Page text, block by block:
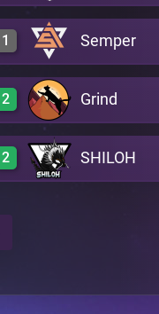
3
0
0
Semper
1
0 Grind
2
3 SHILOH
2